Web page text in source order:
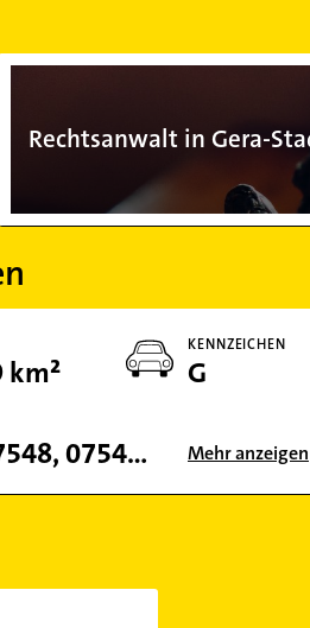
Rechtsanwalt in Gera-
km²
KENNZEICHEN
G
07545, 07552, 07551, 07548, 07546, 07549, 07554, 07557, 07501 Mehr anzeigen